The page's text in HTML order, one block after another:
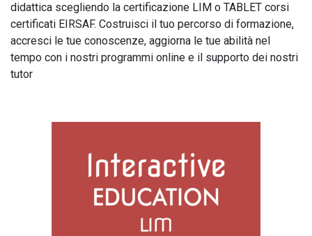
didattica scegliendo la certificazione LIM o TABLET corsi
certificati EIRSAF. Costruisci il tuo percorso di formazione,
accresci le tue conoscenze, aggiorna le tue abilità nel
tempo con i nostri programmi online e il supporto dei nostri
tutor